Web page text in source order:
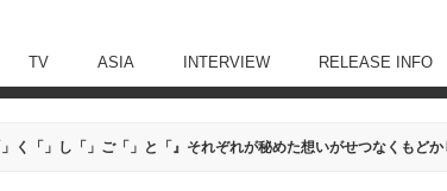
TV ASIA INTERVIEW RELEASE INFO
」く「」し「」ご「」と「』それぞれが秘めた想いがせつなくもど